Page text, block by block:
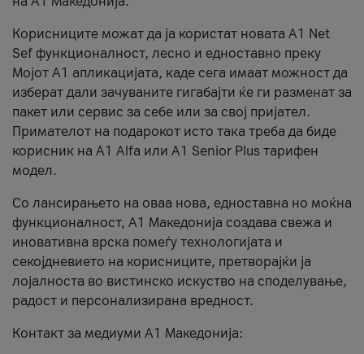
Корисниците можат да ја користат новата А1 Net
Sef функционалност, лесно и едноставно преку
Мојот А1 апликацијата, каде сега имаат можност да
изберат дали зачуваните гигабајти ќе ги разменат за
пакет или сервис за себе или за свој пријател.
Примателот на подарокот исто така треба да биде
корисник на А1 Alfa или A1 Senior Plus тарифен
модел.
Со лансирањето на оваа нова, едноставна но моќна
функционалност, А1 Македонија создава свежа и
иновативна врска помеѓу технологијата и
секојдневието на корисниците, претворајќи ја
лојалноста во вистинско искуство на споделување,
радост и персонализирана вредност.
Контакт за медиуми А1 Македонија: